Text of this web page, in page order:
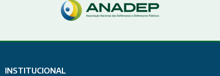
INSTITUCIONAL